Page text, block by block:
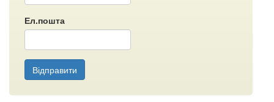
Ел.пошта
Відправити